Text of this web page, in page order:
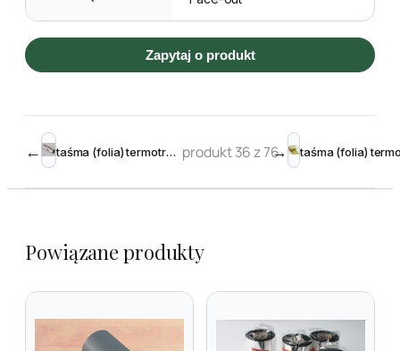
Zapytaj o produkt
← taśma (folia) termotransferowa żywiczna 110 mm 100m produkt 36 z 76→
Powiązane produkty